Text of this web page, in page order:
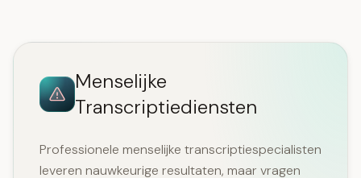
Menselijke
Transcriptiediensten
Professionele menselijke transcriptiespecialisten
leveren nauwkeurige resultaten, maar vragen